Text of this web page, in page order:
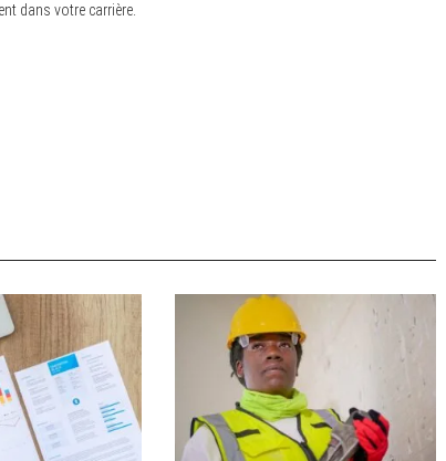
dans votre carrière.